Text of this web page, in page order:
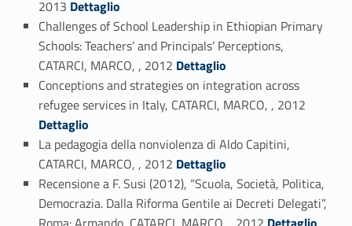
2013 Dettaglio
Challenges of School Leadership in Ethiopian Primary
Schools: Teachers’ and Principals’ Perceptions,
CATARCI, MARCO, , 2012 Link identifier #identifier_person_77760-38
Dettaglio
Conceptions and strategies on integration across
refugee services in Italy, CATARCI, MARCO, , 2012
Dettaglio
La pedagogia della nonviolenza di Aldo Capitini,
CATARCI, MARCO, , 2012 Link identifier #identifier_person_96521-40
Dettaglio
Recensione a F. Susi (2012), “Scuola, Società, Politica,
Democrazia. Dalla Riforma Gentile ai Decreti Delegati”,
Link identifier #identifier_person_97851-41